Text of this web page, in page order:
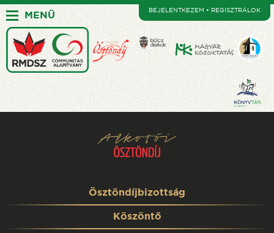
MENÜ BEJELENTKEZEM • REGISZTRÁLOK
Ösztöndíjbizottság
Köszöntő